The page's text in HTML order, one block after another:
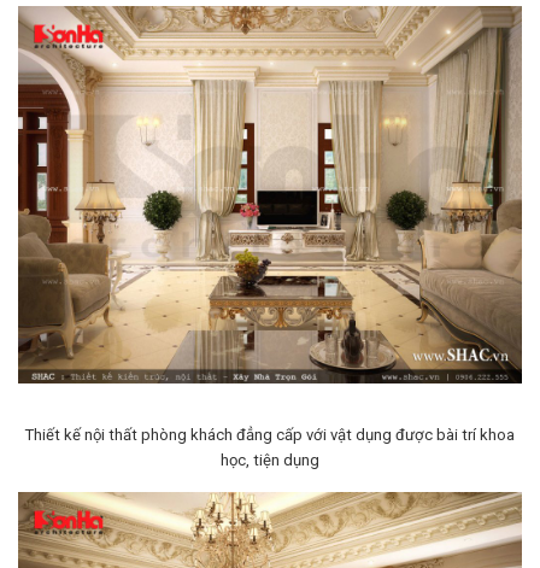
Thiết kế nội thất phòng khách đẳng cấp với vật dụng được bài trí khoa
học, tiện dụng